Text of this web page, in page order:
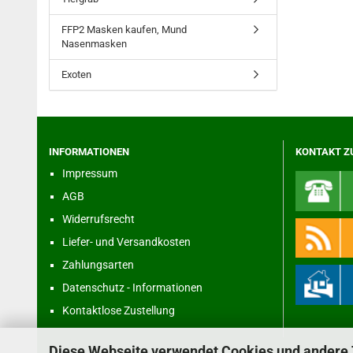
FFP2 Masken kaufen, Mund
Nasenmasken
Exoten
INFORMATIONEN
Impressum
AGB
Widerrufsrecht
Liefer- und Versandkosten
Zahlungsarten
Datenschutz - Informationen
Kontaktlose Zustellung
KONTAKT